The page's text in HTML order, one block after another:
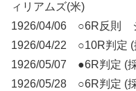
ィリアムズ(米)
1926/04/06 ○6R反則
1926/04/22 ○10R判定
1926/05/07 ●6R判定 (
1926/05/28 ○6R判定 (